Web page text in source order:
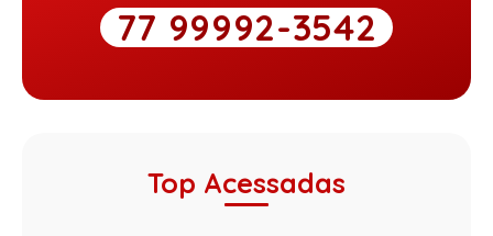
77 99992-3542
Top Acessadas